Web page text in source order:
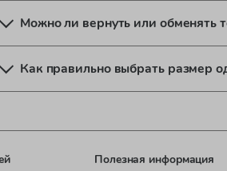
Можно ли вернуть или обменять
Как правильно выбрать размер
Полезная информация